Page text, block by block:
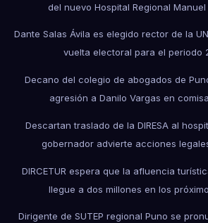
del nuevo Hospital Regional
Dante Salas Ávila es elegido rector de la
vuelta electoral para el periodo
Decano del colegio de abogados de
agresión a Danilo Vargas en
Descartan traslado de la DIRESA al
gobernador advierte acciones
DIRCETUR espera que la afluencia
llegue a dos millones en los
Dirigente de SUTEP regional Puno se